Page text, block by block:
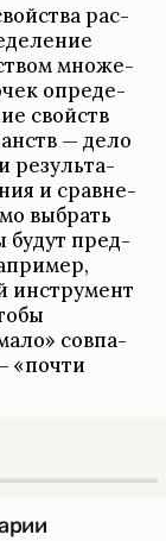
рас­
множе­
опре­де­
свойств
— дело
результа­
и срав­не­
выбрать
будут пред­
инструмент
совпа­
«почти